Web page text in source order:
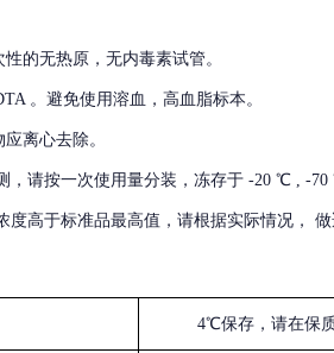
的无热原，无内毒素试管。
。避免使用溶血，高血脂标本。
离心去除。
，请按一次使用量分装，冻存于 -20 ℃ , -70
度高于标准品最高值，请根据实际情况，
4℃保存，请在保